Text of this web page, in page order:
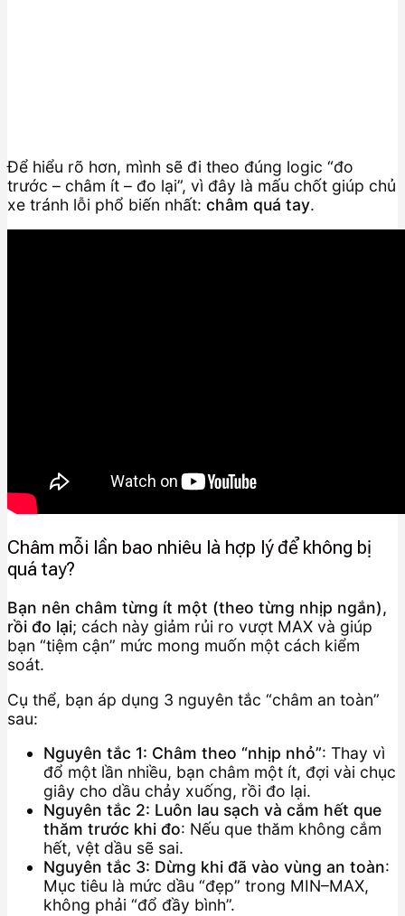
Để hiểu rõ hơn, mình sẽ đi theo đúng logic “đo
trước – châm ít – đo lại”, vì đây là mấu chốt giúp chủ
xe tránh lỗi phổ biến nhất: châm quá tay.
Châm mỗi lần bao nhiêu là hợp lý để không bị
quá tay?
Bạn nên châm từng ít một (theo từng nhịp ngắn),
rồi đo lại; cách này giảm rủi ro vượt MAX và giúp
bạn “tiệm cận” mức mong muốn một cách kiểm
soát.
Cụ thể, bạn áp dụng 3 nguyên tắc “châm an toàn”
sau:
Nguyên tắc 1: Châm theo “nhịp nhỏ”: Thay vì
đổ một lần nhiều, bạn châm một ít, đợi vài chục
giây cho dầu chảy xuống, rồi đo lại.
Nguyên tắc 2: Luôn lau sạch và cắm hết que
thăm trước khi đo: Nếu que thăm không cắm
hết, vệt dầu sẽ sai.
Nguyên tắc 3: Dừng khi đã vào vùng an toàn:
Mục tiêu là mức dầu “đẹp” trong MIN–MAX,
không phải “đổ đầy bình”.